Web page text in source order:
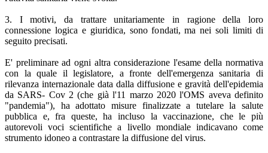
3. I motivi, da trattare unitariamente in ragione della loro
connessione logica e giuridica, sono fondati, ma nei soli limiti di
seguito precisati.
E' preliminare ad ogni altra considerazione l'esame della normativa
con la quale il legislatore, a fronte dell'emergenza sanitaria di
rilevanza internazionale data dalla diffusione e gravità dell'epidemia
da SARS- Cov 2 (che già l'11 marzo 2020 l'OMS aveva definito
"pandemia"), ha adottato misure finalizzate a tutelare la salute
pubblica e, fra queste, ha incluso la vaccinazione, che le più
autorevoli voci scientifiche a livello mondiale indicavano come
strumento idoneo a contrastare la diffusione del virus.